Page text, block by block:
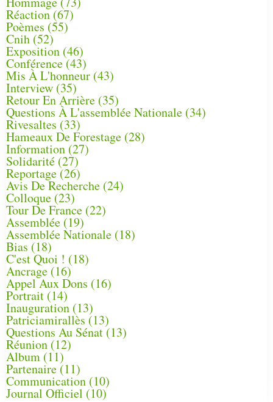
Réaction(67)
Poèmes (55)
Cnih (52)
Exposition (46)
Conférence(43)
Mis À L'honneur (43)
Interview (35)
Retour En Arrière (35)
Questions À L'assemblée Nationale (34)
Rivesaltes (33)
Hameaux De Forestage (28)
Information (27)
Solidarité (27)
Reportage(26)
Avis De Recherche (24)
Colloque (23)
Tour De France (22)
Assemblée (19)
Assemblée Nationale (18)
Bias (18)
C'est Quoi ! (18)
Ancrage (16)
Appel Aux Dons (16)
Portrait (14)
Inauguration (13)
Patriciamirallès (13)
Questions Au Sénat(13)
Réunion (12)
Album (11)
Partenaire(11)
Communication (10)
Journal Officiel (10)